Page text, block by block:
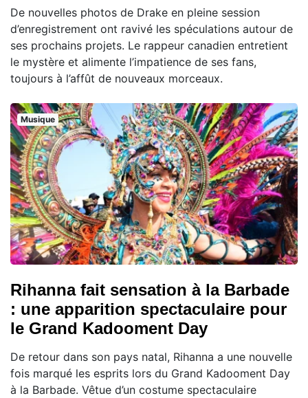
De nouvelles photos de Drake en pleine session
d’enregistrement ont ravivé les spéculations autour de
ses prochains projets. Le rappeur canadien entretient
le mystère et alimente l’impatience de ses fans,
toujours à l’affût de nouveaux morceaux.
Musique
Rihanna fait sensation à la Barbade
: une apparition spectaculaire pour
le Grand Kadooment Day
De retour dans son pays natal, Rihanna a une nouvelle
fois marqué les esprits lors du Grand Kadooment Day
à la Barbade. Vêtue d’un costume spectaculaire